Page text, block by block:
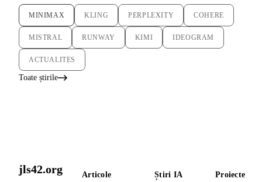
MINIMAX KLING PERPLEXITY COHERE
MISTRAL RUNWAY KIMI IDEOGRAM
ACTUALITES
Toate știrile
jls42.org Articole Știri IA Proiecte